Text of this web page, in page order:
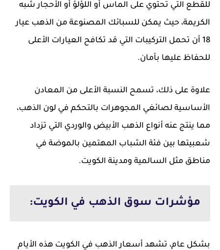
للقطع التي تحتوي على الماس أو اللؤلؤ أو الأحجار شبه
الكريمة، حيث يمكن للسبائك المصنوعة من الذهب عيار
18 أن تحمل التركيبات التي قد تكافح العيارات الأعلى
للحفاظ عليها بأمان.
علاوة على ذلك، تسمح النسبة الأعلى من المعادن
الأساسية لصائغي المجوهرات بالتحكم في لون الذهب،
مما ينتج عنه أنواع الذهب الأبيض والوردي التي تزداد
شعبيتها بين فئة الشباب المهتمين بالموضة في
مناطق مثل السالمية ومدينة الكويت.
مؤشرات سوق الذهب في الكويت:
بشكل عام، تشهد أسعار الذهب في الكويت هذه الأيام